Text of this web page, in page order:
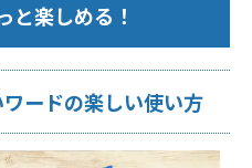
と楽しめる！
ードの楽しい使い方